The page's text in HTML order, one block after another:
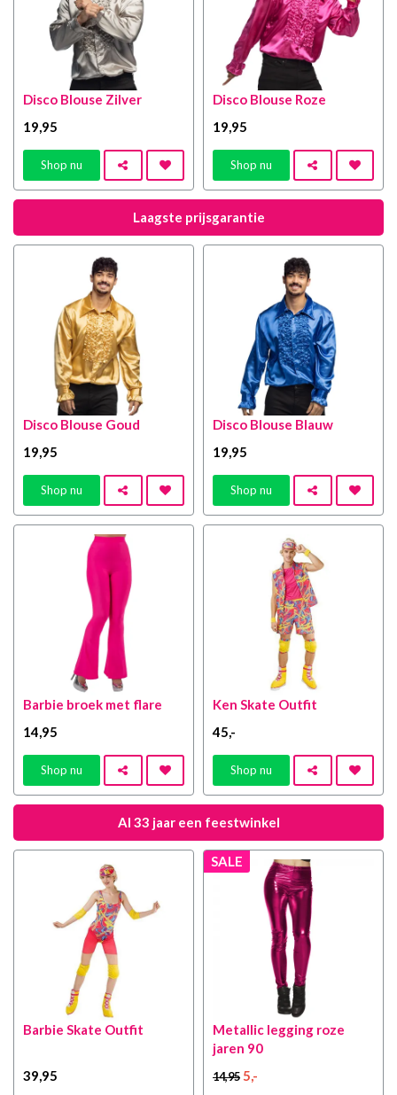
Disco Blouse Zilver
19,95
Shop nu
Disco Blouse Roze
19,95
Shop nu
Laagste prijsgarantie
Disco Blouse Goud
19,95
Shop nu
Disco Blouse Blauw
19,95
Shop nu
Barbie broek met flare
14,95
Shop nu
Ken Skate Outfit
45,-
Shop nu
Al 33 jaar een feestwinkel
Barbie Skate Outfit
39,95
SALE
Metallic legging roze
jaren 90
14,955,-